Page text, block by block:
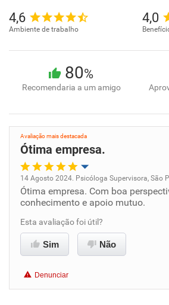
4,6
Ambiente de trabalho
4,0
80%
Recomendaria a um amigo
Avaliação mais destacada
Ótima empresa.
Oportunidade de promoção
Ambiente de trabalho
Conciliação com a vida familiar
14 Agosto 2024. Psicóloga Supervisora, São
Ótima empresa. Com boa
conhecimento e apoio mutuo.
Esta avaliação foi útil?
Sim Não
Denunciar